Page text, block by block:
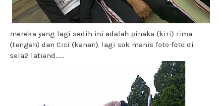
mereka yang lagi sedih ini adalah pinaka (kiri) rima
(tengah) dan Cici (kanan). lagi sok manis foto-foto di
sela2 latiand......